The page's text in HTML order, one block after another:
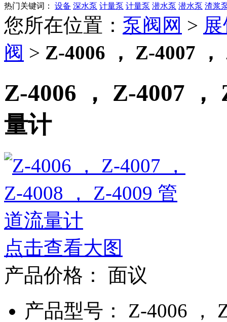
热门关键词： 设备 深水泵 计量泵 计量泵 潜水泵 潜水泵 渣浆
您所在位置： 泵阀网 >
阀 > Z-4006 ， Z-4007
Z-4006 ， Z-4007 ，
量计
点击查看大图
产品价格： 面议
产品型号： Z-4006 ，